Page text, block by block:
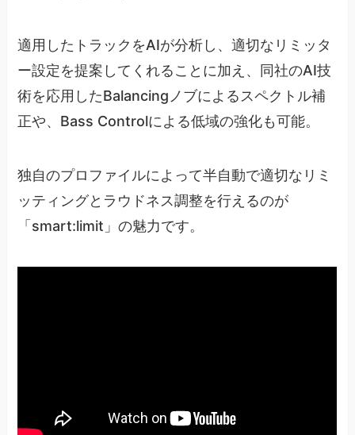
適用したトラックをAIが分析し、適切なリミッタ
ー設定を提案してくれることに加え、同社のAI技
術を応用したBalancingノブによるスペクトル補
正や、Bass Controlによる低域の強化も可能。
独自のプロファイルによって半自動で適切なリミ
ッティングとラウドネス調整を行えるのが
「smart:limit」の魅力です。